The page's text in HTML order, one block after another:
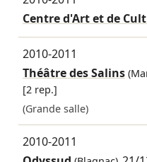
Centre d'Art et de
2010-2011
Théâtre des Salins
[2 rep.]
(Grande salle)
2010-2011